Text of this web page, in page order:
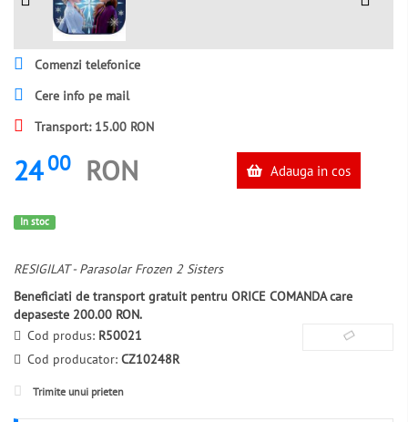
Comenzi telefonice
Cere info pe mail
Transport: 15.00 RON
24 00 RON Adauga in cos
In stoc
RESIGILAT - Parasolar Frozen 2 Sisters
Beneficiati de transport gratuit pentru ORICE COMANDA care
depaseste 200.00 RON.
Cod produs: R50021
Cod producator: CZ10248R
Trimite unui prieten